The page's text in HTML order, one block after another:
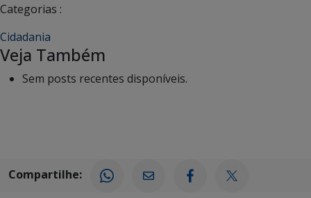
Categorias :
Cidadania
Veja Também
Sem posts recentes disponíveis.
Compartilhe: